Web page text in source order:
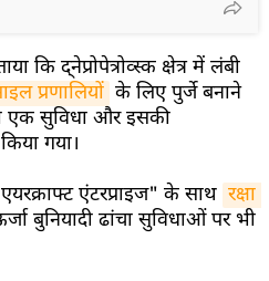
कि द्नेप्रोपेत्रोव्स्क क्षेत्र में लंबी
प्रणालियों के लिए पुर्जे बनाने
एक सुविधा और इसकी
गया।
एंटरप्राइज" के साथ रक्षा
बुनियादी ढांचा सुविधाओं पर भी